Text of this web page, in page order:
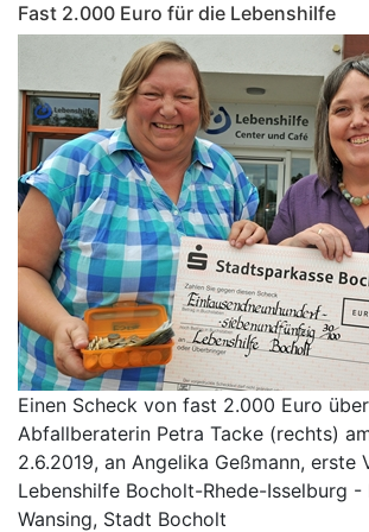
Fast 2.000 Euro für die Lebenshilfe
Einen Scheck von fast 2.000 Euro
Abfallberaterin Petra Tacke (rechts)
2.6.2019, an Angelika Geßmann, erste
Lebenshilfe Bocholt-Rhede-Isselburg -
Wansing, Stadt Bocholt